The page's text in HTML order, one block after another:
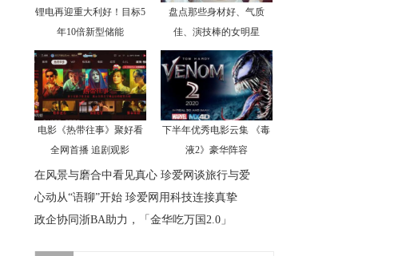
锂电再迎重大利好！目标5
年10倍新型储能
盘点那些身材好、气质
佳、演技棒的女明星
电影《热带往事》聚好看
全网首播 追剧观影
下半年优秀电影云集 《毒
液2》豪华阵容
在风景与磨合中看见真心 珍爱网谈旅行与爱
心动从“语聊”开始 珍爱网用科技连接真挚
政企协同浙BA助力，「金华吃万国2.0」